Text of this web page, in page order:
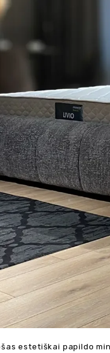
estetiškai papildo